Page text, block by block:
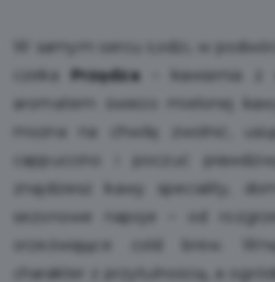
W samym sercu Łodzi, w
Przędza
– kawiarnia
aromatem świeżo mielonej
można na chwilę zwolnić,
cappuccino i poczuć
znajdziesz kawy speciality,
sezonowe napoje – od
orzeźwiające cold brew.
charakter z przytulnością, a